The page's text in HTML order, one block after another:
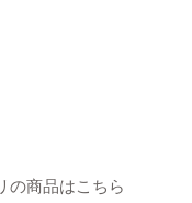
の商品はこちら